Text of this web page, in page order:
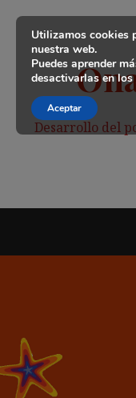
contenido
Desarrollo del
Utilizamos cookies
nuestra web.
Puedes aprender
desactivarlas en los
Aceptar